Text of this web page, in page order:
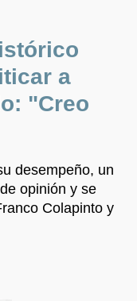
a
"Creo
desempeño, un
opinión y se
Colapinto y